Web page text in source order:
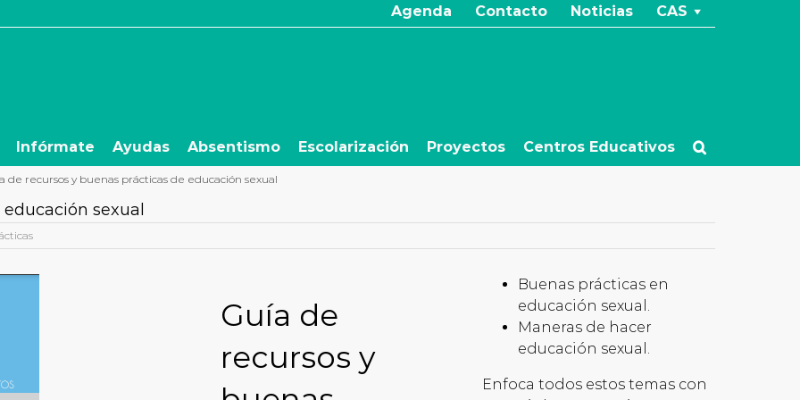
Agenda Contacto Noticias CAS
Infórmate Ayudas Absentismo Escolarización Proyectos Centros Educativos
de recursos y buenas prácticas de educación sexual
sexual
Guía de
recursos y
Buenas prácticas en
educación sexual.
Maneras de hacer
educación sexual.
Enfoca todos estos temas con